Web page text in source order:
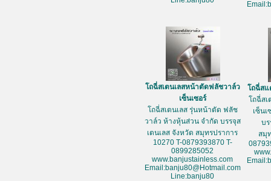
โถฉี่สเตนเลสหน้าตัดฟลัชวาล์ว
เซ็นเซอร์
โถฉี่สเตนเลส รุ่นหน้าตัด ฟลัช
วาล์ว ห้างหุ้นส่วน จำกัด บรรจุส
เตนเลส จังหวัด สมุทรปราการ
10270 T-0879393870 T-
0899285052
www.banjustainless.com
Email:banju80@Hotmail.com
Line:banju80
โถฉี่สแ
โถฉี่ส
เซ็น
บร
สมุ